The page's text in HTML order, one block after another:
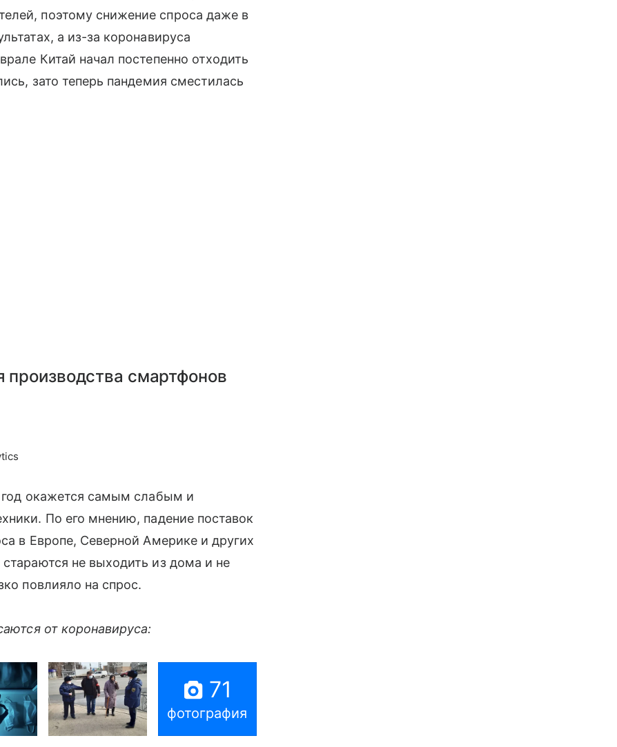
поэтому снижение спроса даже в
а из-за коронавируса
Китай начал постепенно отходить
зато теперь пандемия сместилась
производства смартфонов
год окажется самым слабым и
По его мнению, падение поставок
в Европе, Северной Америке и других
не выходить из дома и не
повлияло на спрос.
от коронавируса:
71
фотография